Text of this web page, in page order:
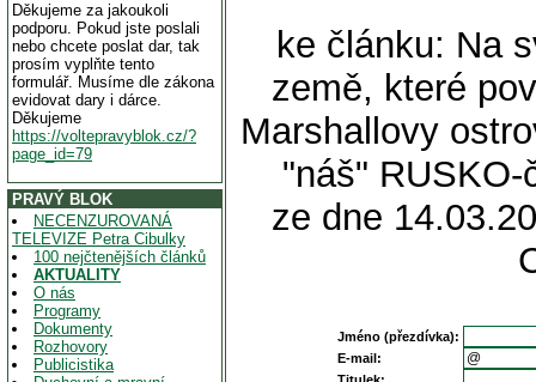
Děkujeme za jakoukoli
podporu. Pokud jste poslali
nebo chcete poslat dar, tak
prosím vyplňte tento
formulář. Musíme dle zákona
evidovat dary i dárce.
Děkujeme
https://voltepravyblok.cz/?
page_id=79
PRAVÝ BLOK
NECENZUROVANÁ
TELEVIZE Petra Cibulky
100 nejčtenějších článků
AKTUALITY
O nás
Programy
Dokumenty
Rozhovory
Publicistika
ke článku: Na
země, které
Marshallovy
"náš"
ze dne
Jméno (přezdívka):
E-mail: